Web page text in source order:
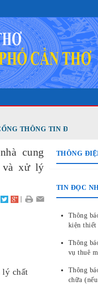
THÔNG TIN ĐIỆN TỬ
cung
và xử lý
|
lý chất
THÔNG
TIN ĐỌC
Thông
kiện thiết
Thông
vụ thuê
Thông
chữa